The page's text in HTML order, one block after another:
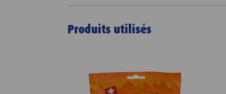
Produits utilisés